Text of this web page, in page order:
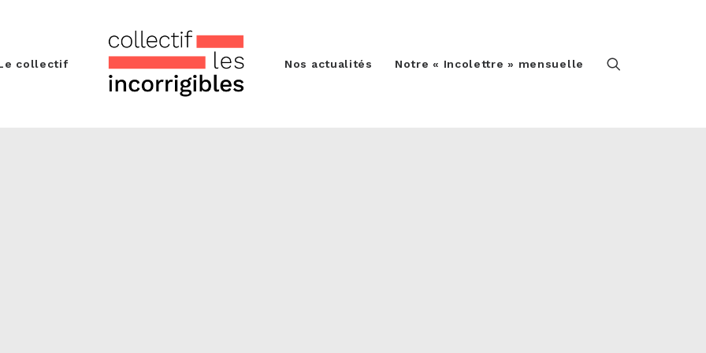
collectif Nos actualités Notre « Incolettre » mensuelle